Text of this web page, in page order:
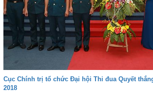
Cục Chính trị tổ chức Đại hội Thi đua Quyết
2018